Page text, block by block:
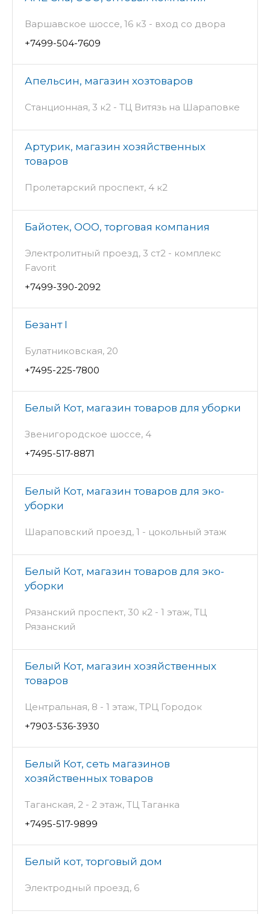
Варшавское шоссе, 16 к3 - вход со двора
+7499-504-7609
Апельсин, магазин хозтоваров
Станционная, 3 к2 - ТЦ Витязь на Шараповке
Артурик, магазин хозяйственных
товаров
Пролетарский проспект, 4 к2
Байотек, ООО, торговая компания
Электролитный проезд, 3 ст2 - комплекс
Favorit
+7499-390-2092
Безант I
Булатниковская, 20
+7495-225-7800
Белый Кот, магазин товаров для уборки
Звенигородское шоссе, 4
+7495-517-8871
Белый Кот, магазин товаров для эко-
уборки
Шараповский проезд, 1 - цокольный этаж
Белый Кот, магазин товаров для эко-
уборки
Рязанский проспект, 30 к2 - 1 этаж, ТЦ
Рязанский
Белый Кот, магазин хозяйственных
товаров
Центральная, 8 - 1 этаж, ТРЦ Городок
+7903-536-3930
Белый Кот, сеть магазинов
хозяйственных товаров
Таганская, 2 - 2 этаж, ТЦ Таганка
+7495-517-9899
Белый кот, торговый дом
Электродный проезд, 6